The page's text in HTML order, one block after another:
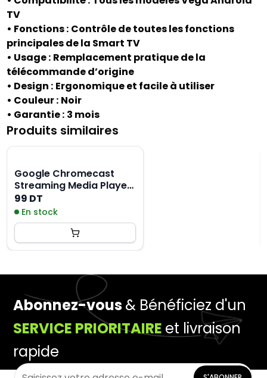
TV
• Fonctions : Contrôle de toutes les fonctions
principales de la Smart TV
• Usage : Remplacement pratique de la
télécommande d’origine
• Design : Ergonomique et facile à utiliser
• Couleur : Noir
• Garantie : 3 mois
Produits similaires
Google Chromecast
Streaming Media Player
- Noir
99 DT
En stock
Abonnez-vous& Bénéficiez d'un
SERVICE PRIORITAIRE et livraison
rapide